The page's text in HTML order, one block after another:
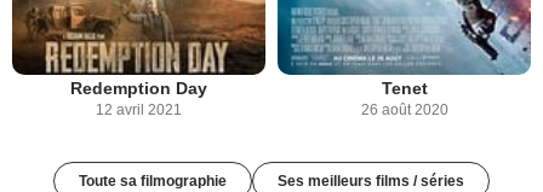
Redemption Day
12 avril 2021
Tenet
26 août 2020
Toute sa filmographie Ses meilleurs films / séries